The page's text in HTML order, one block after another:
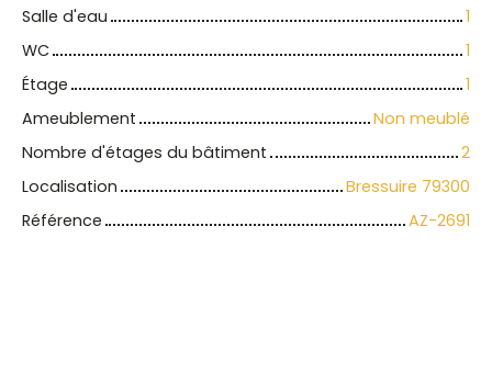
Salle d'eau
1
WC
1
Étage
1
Ameublement
Non meublé
Nombre d'étages du bâtiment
2
Localisation
Bressuire 79300
Référence
AZ-2691